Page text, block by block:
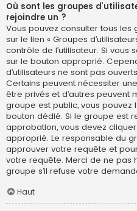
Où sont les groupes
rejoindre un ?
Vous pouvez consulter tous les
sur le lien « Groupes
contrôle de l’utilisateur. Si vous
sur le bouton approprié.
d’utilisateurs ne sont pas
Certains peuvent nécessiter
être privés et d’autres peuvent
groupe est public, vous pouvez
bouton dédié. Si le groupe est
approbation, vous devez
approprié. Le responsable du
approuver votre requête et
votre requête. Merci de ne pas
groupe s’il refuse votre
Haut